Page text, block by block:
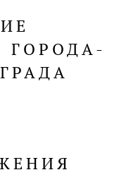
ГОРОДА-